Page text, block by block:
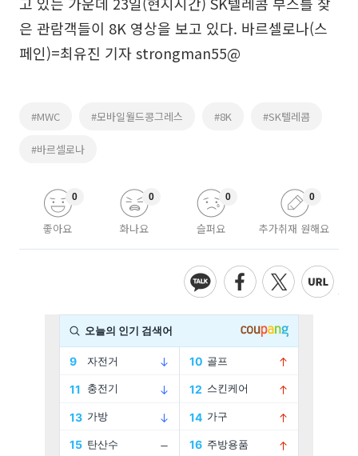
은 관람객들이 8K 영상을 보고 있다. 바르셀로나(스
페인)=최유진 기자 strongman55@
#MWC #모바일월드콩그레스 #8K #SK텔레콤
#바르셀로나
좋아요
0
화나요
0
슬퍼요
0
추가취재 원해요
0